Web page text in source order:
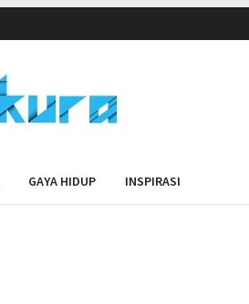
GAYA HIDUP INSPIRASI